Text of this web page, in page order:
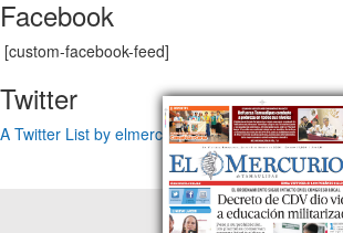
Facebook
[custom-facebook-feed]
Twitter
A Twitter List by elmercuriotam